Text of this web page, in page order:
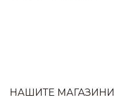
НАШИТЕ МАГАЗИНИ